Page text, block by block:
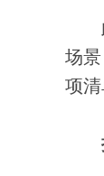
此
场
项